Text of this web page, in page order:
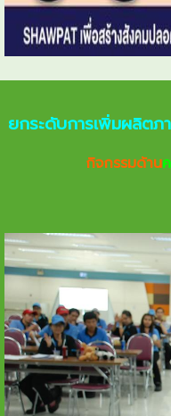
ยกระดับการเพิ่มผลิตภ
กิจกรรมด้าน